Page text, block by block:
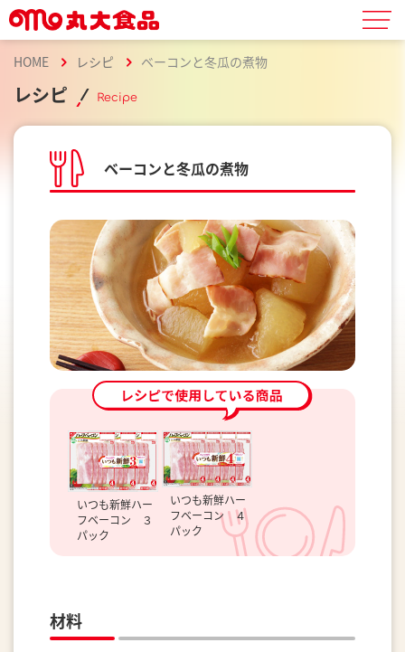
HOME レシピ ベーコンと冬瓜の煮物
レシピ Recipe
ベーコンと冬瓜の煮物
いつも新鮮ハー
フベーコン ３
パック
いつも新鮮ハー
フベーコン ４
パック
材料